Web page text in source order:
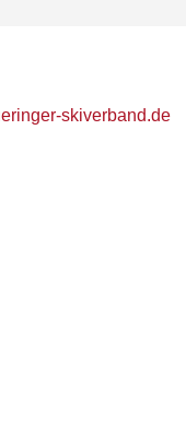
skiverband.de